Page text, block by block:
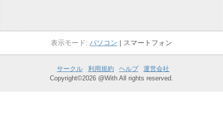
パソコン スマートフォン
サークル 利用規約 ヘルプ
運営会社
Copyright©2026 @With All rights reserved.